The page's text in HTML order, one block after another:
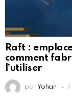
Raft :
comment
l’utiliser
par Yohan il